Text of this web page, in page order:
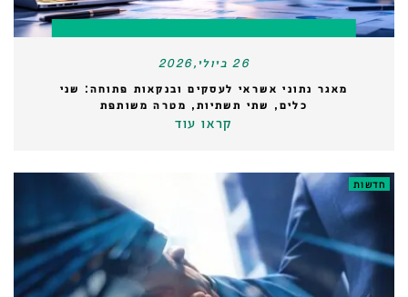
26 ביולי,2026
מאגר נתוני אשראי לעסקים ובנקאות פתוחה: שני
כלים, שתי תשתיות, מטרה משותפת
קראו עוד
חדשות